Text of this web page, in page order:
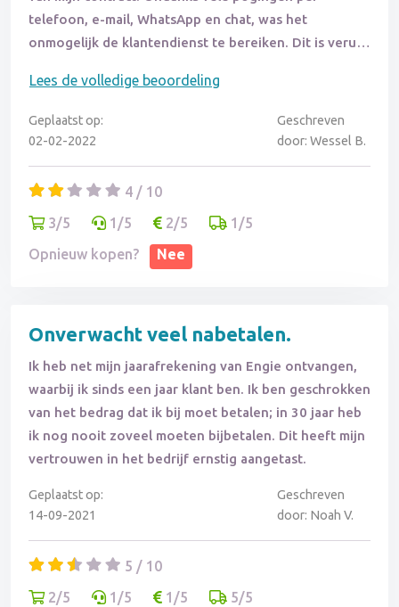
telefoon, e-mail, WhatsApp en chat, was het
onmogelijk de klantendienst te bereiken. Dit is veruit
energieleverancier heb ervaren!
Lees de volledige beoordeling
Geplaatst op:
02-02-2022
Geschreven
door: Wessel B.
4 / 10
3/5
1/5 2/5
1/5
Opnieuw kopen?
Nee
Onverwacht veel nabetalen.
Ik heb net mijn jaarafrekening van Engie ontvangen,
waarbij ik sinds een jaar klant ben. Ik ben geschrokken
van het bedrag dat ik bij moet betalen; in 30 jaar heb
ik nog nooit zoveel moeten bijbetalen. Dit heeft mijn
vertrouwen in het bedrijf ernstig aangetast.
Geplaatst op:
14-09-2021
Geschreven
door: Noah V.
5 / 10
2/5
1/5 1/5
5/5